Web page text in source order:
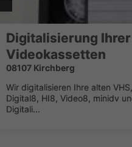
Digitalisierung
Videokassetten
08107 Kirchberg
Wir digitalisieren Ihre alten
Digital8, HI8, Video8, minidv
Digitali...